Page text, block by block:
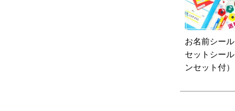
お名前シー
セットシー
ンセット付）